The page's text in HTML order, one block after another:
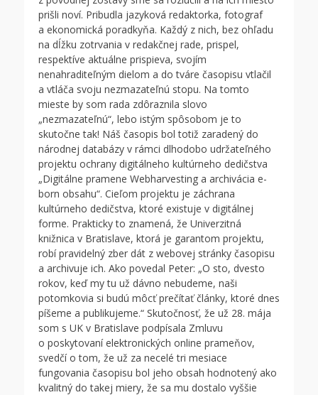
prišli noví. Pribudla jazyková redaktorka, fotograf
a ekonomická poradkyňa. Každý z nich, bez ohľadu
na dĺžku zotrvania v redakčnej rade, prispel,
respektíve aktuálne prispieva, svojím
nenahraditeľným dielom a do tváre časopisu vtlačil
a vtláča svoju nezmazateľnú stopu. Na tomto
mieste by som rada zdôraznila slovo
„nezmazateľnú“, lebo istým spôsobom je to
skutočne tak! Náš časopis bol totiž zaradený do
národnej databázy v rámci dlhodobo udržateľného
projektu ochrany digitálneho kultúrneho dedičstva
„Digitálne pramene Webharvesting a archivácia e-
born obsahu“. Cieľom projektu je záchrana
kultúrneho dedičstva, ktoré existuje v digitálnej
forme. Prakticky to znamená, že Univerzitná
knižnica v Bratislave, ktorá je garantom projektu,
robí pravidelný zber dát z webovej stránky časopisu
a archivuje ich. Ako povedal Peter: „O sto, dvesto
rokov, keď my tu už dávno nebudeme, naši
potomkovia si budú môcť prečítať články, ktoré dnes
píšeme a publikujeme.“ Skutočnosť, že už 28. mája
som s UK v Bratislave podpísala Zmluvu
o poskytovaní elektronických online prameňov,
svedčí o tom, že už za necelé tri mesiace
fungovania časopisu bol jeho obsah hodnotený ako
kvalitný do takej miery, že sa mu dostalo vyššie